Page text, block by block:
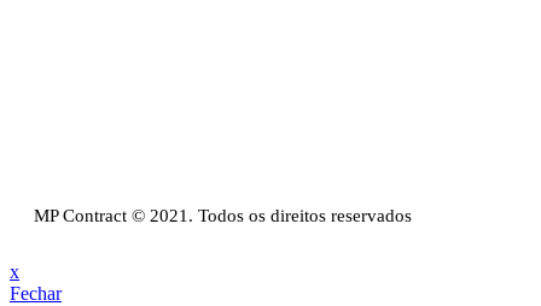
MP Contract © 2021. Todos os direitos reservados
x
Fechar